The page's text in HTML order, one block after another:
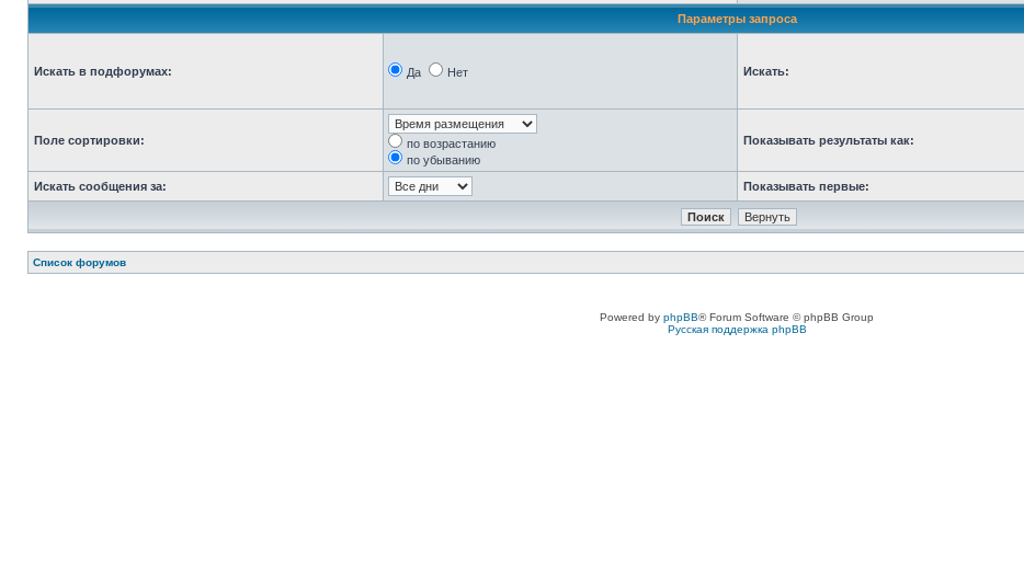
Параметры запроса
Искать в подфорумах: Да Нет Искать:
Поле сортировки:
по возрастанию
по убыванию
Показывать результаты как:
Искать сообщения за: Показывать первые:
Список форумов
Powered by phpBB® Forum Software © phpBB Group
Русская поддержка phpBB